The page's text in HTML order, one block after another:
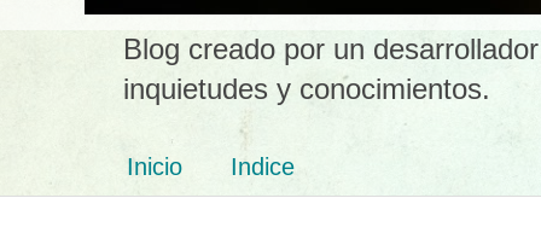
Blog creado por un
inquietudes y conocimientos.
Inicio Indice